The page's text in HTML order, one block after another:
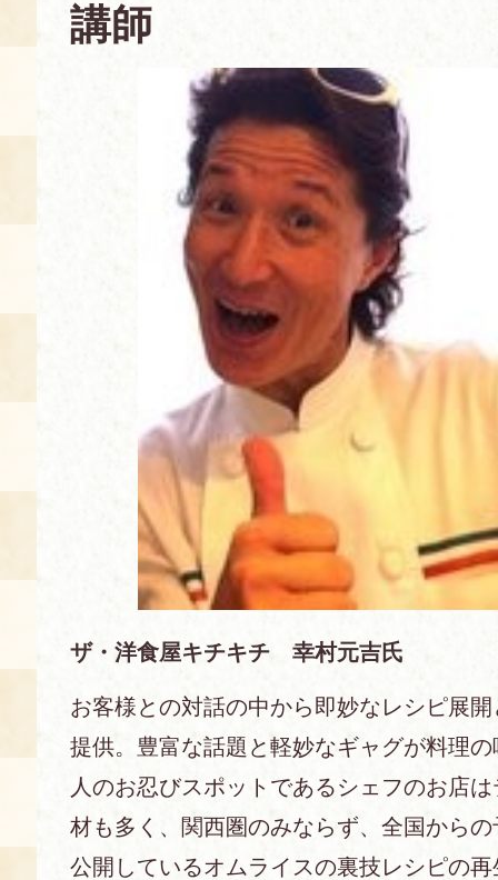
備品リスト
空き状況・ご予約
使用料・お支払い方法
食の語り部の部屋
展示見学
講演会付き料理教室
あじわい館弁当
講師
ザ・洋食屋キチキチ 幸村元吉氏
お客様との対話の中から即妙なレシピ展
提供。豊富な話題と軽妙なギャグが料理
人のお忍びスポットであるシェフのお店
材も多く、関西圏のみならず、全国から
公開しているオムライスの裏技レシピの